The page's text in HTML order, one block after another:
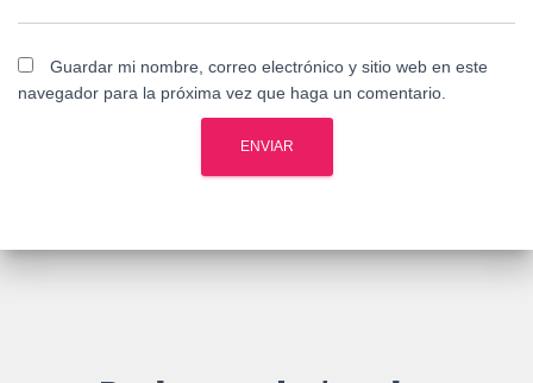
Guardar mi nombre, correo electrónico y sitio web en este
navegador para la próxima vez que haga un comentario.